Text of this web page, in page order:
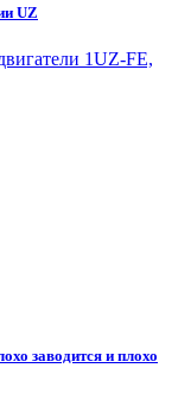
UZ
1UZ-FE,
заводится и плохо